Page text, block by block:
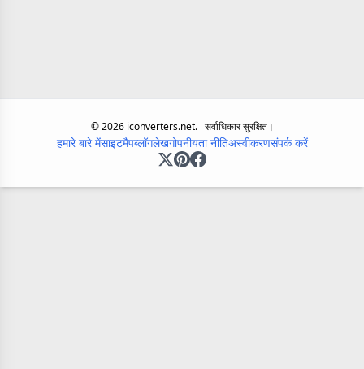
©2026iconverters.net. सर्वाधिकार सुरक्षित।
हमारे बारे मेंसाइटमैपब्लॉगलेखगोपनीयता नीतिअस्वीकरणसंपर्क करें